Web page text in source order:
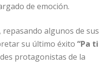
de emoción.
algunos de sus
su último éxito “Pa ti
protagonistas de la